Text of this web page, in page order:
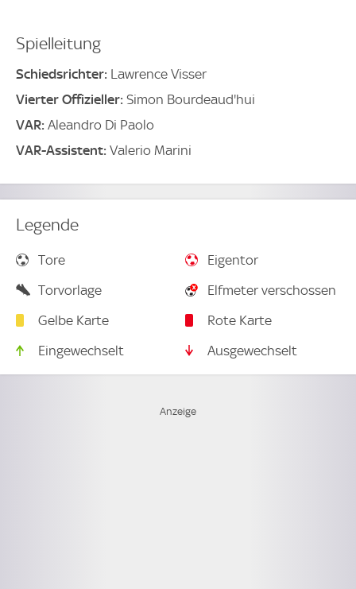
Spielleitung
Schiedsrichter: Lawrence Visser
Vierter Offizieller: Simon Bourdeaud'hui
VAR: Aleandro Di Paolo
VAR-Assistent: Valerio Marini
Legende
Tore
Eigentor
Torvorlage
Elfmeter verschossen
Gelbe Karte
Rote Karte
Eingewechselt
Ausgewechselt